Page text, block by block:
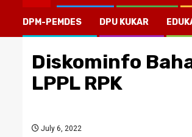
DPM-PEMDES DPU KUKAR
Diskominfo
LPPL RPK
July 6, 2022